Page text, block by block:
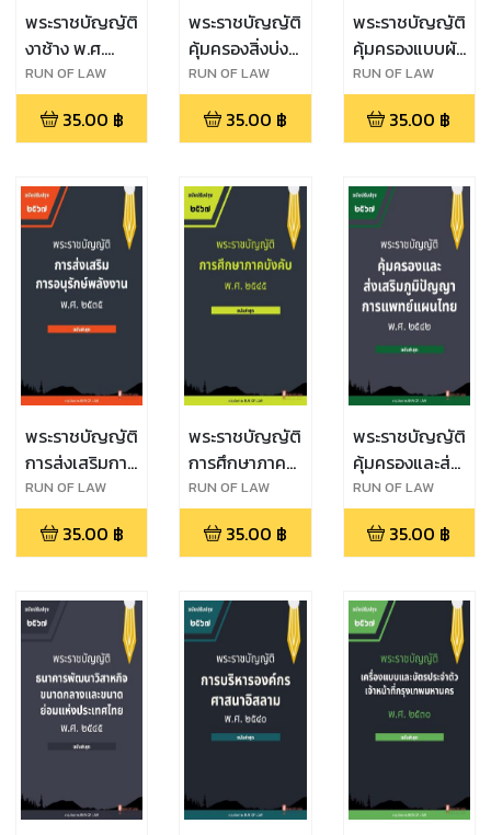
พระราชบัญญัติ
งาช้าง พ.ศ.
๒๕๕๘
RUN OF LAW
35.00 ฿
พระราชบัญญัติ
คุ้มครองสิ่งบ่งชี้
ทางภูมิศาสตร์
พ.ศ. ๒๕๔๖
RUN OF LAW
35.00 ฿
พระราชบัญญัติ
คุ้มครองแบบผัง
ภูมิของวงจร
รวม พ.ศ.
๒๕๔๓
RUN OF LAW
35.00 ฿
พระราชบัญญัติ
การส่งเสริมการ
อนุรักษ์พลังงาน
พ.ศ. ๒๕๓๕
RUN OF LAW
35.00 ฿
พระราชบัญญัติ
การศึกษาภาค
บังคับ พ.ศ.
๒๕๔๕
RUN OF LAW
35.00 ฿
พระราชบัญญัติ
คุ้มครองและส่ง
เสริมภูมิปัญญา
การแพทย์แผน
ไทย พ.ศ.
RUN OF LAW
35.00 ฿